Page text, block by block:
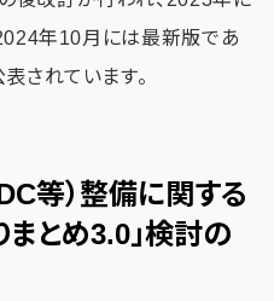
年10月には最新版であ
されています。
等）整備に関する
とめ3.0」検討の